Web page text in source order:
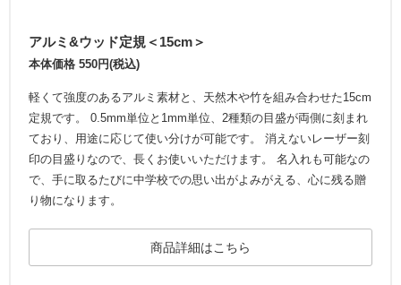
アルミ&ウッド定規＜15cm＞
本体価格 550円(税込)
軽くて強度のあるアルミ素材と、天然木や竹を組み合わせた15cm
定規です。 0.5mm単位と1mm単位、2種類の目盛が両側に刻まれ
ており、用途に応じて使い分けが可能です。 消えないレーザー刻
印の目盛りなので、長くお使いいただけます。 名入れも可能なの
で、手に取るたびに中学校での思い出がよみがえる、心に残る贈
り物になります。
商品詳細はこちら